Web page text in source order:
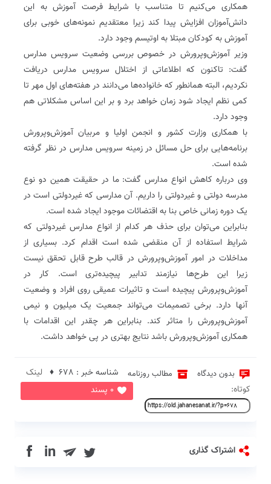
همکاری می‌کنیم تا متناسب با شرایط فرصت آموزش به این
دانش‌آموزان افزایش پیدا کند زیرا معتقدیم نمونه‌های خوبی برای
آموزش به کودکان مبتلا به اوتیسم وجود دارد.
وزیر آموزش‌و‌پرورش در خصوص بررسی وضعیت سرویس مدارس
گفت: تاکنون که اطلاعاتی از اختلال سرویس مدارس دریافت
نکردیم، البته همانطور که خانواده‌ها می‌دانند در هفته‌های اول مهر تا
کمی نظم ایجاد شود زمان خواهد برد و بر این اساس مشکلاتی هم
وجود دارد.
با همکاری وزارت کشور و انجمن اولیا و مربیان آموزش‌و‌پرورش
برنامه‌هایی برای حل مسائل در زمینه سرویس مدارس در نظر گرفته
شده است.
وی درباره کاهش انواع مدارس گفت: ما در حقیقت همین دو نوع
مدرسه دولتی و غیردولتی را داریم. آن مدارسی که غیردولتی است در
یک دوره‌ زمانی خاص بنا به اقتضائات موجود ایجاد شده است.
بنابراین می‌توان برای حذف هر کدام از انواع مدارس غیردولتی که
شرایط استفاده از آن منقضی شده است اقدام کرد. بسیاری از
مداخلات در امور آموزش‌و‌پرورش در قالب طرح قابل تحقق نیست
زیرا این طرح‌ها نیازمند تدابیر پیچیده‌تری است. کار در
آموزش‌و‌پرورش پیچیده است و تاثیرات عمیقی روی افراد و وضعیت
آنها دارد. برخی تصمیمات می‌تواند جمعیت یک میلیون و نیمی
آموزش‌و‌پرورش را متاثر کند. بنابراین هر چقدر این اقدامات با
همکاری آموزش‌و‌پرورش باشد نتایج بهتری در پی خواهد داشت.
بدون دیدگاه مطالب روزنامه
0 پسند
شناسه خبر : 678 ♦
لینک
کوتاه:
اشتراک گذاری in